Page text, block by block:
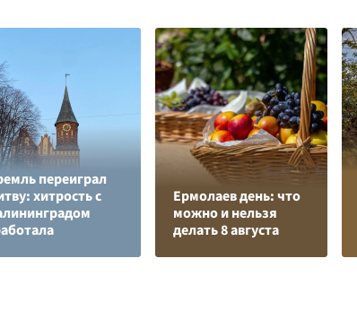
переиграл
хитрость с
Ермолаев день: что
можно и нельзя
делать 8 августа